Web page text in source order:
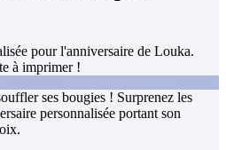
pour l'anniversaire de Louka.
à imprimer !
ses bougies ! Surprenez les
personnalisée portant son